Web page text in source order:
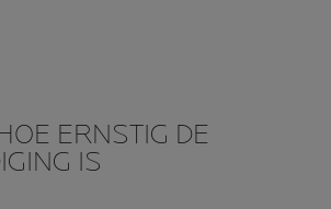
ERNSTIG DE
IS